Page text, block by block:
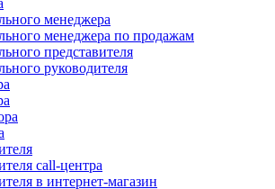
менеджера
менеджера по продажам
представителя
руководителя
call-центра
в интернет-магазин